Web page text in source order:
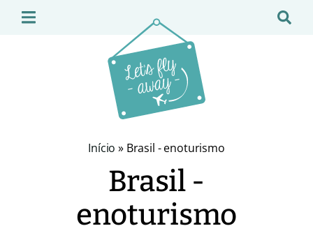
Início » Brasil - enoturismo
Brasil -
enoturismo